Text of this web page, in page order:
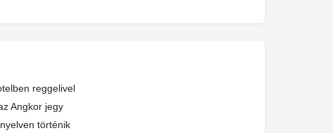
reggelivel
Angkor jegy
történik